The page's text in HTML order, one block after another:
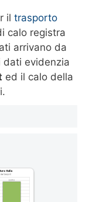
il trasporto
calo registra
arrivano da
dati evidenzia
ed il calo della